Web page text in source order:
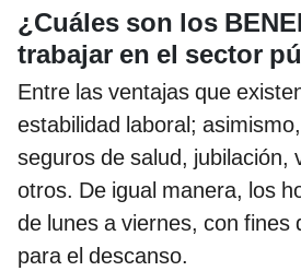
¿Cuáles son los
trabajar en el sector
Entre las ventajas que
estabilidad laboral;
seguros de salud, jubilación,
otros. De igual manera, los
de lunes a viernes, con fines
para el descanso.